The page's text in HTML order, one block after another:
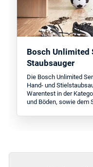
Bosch Unlimited
Staubsauger
Die Bosch Unlimited
Hand- und
Warentest in der
und Böden, sowie dem